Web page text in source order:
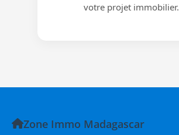
votre projet immobilier.
Zone Immo Madagascar